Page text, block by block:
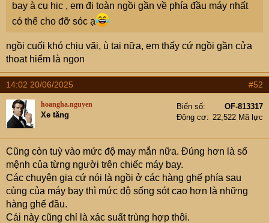
bay à cụ hic , em đi toàn ngồi gần về phía đầu máy nhất
có thể cho đỡ sóc ạ
ngồi cuối khó chịu vãi, ù tai nữa, em thấy cứ ngồi gần cửa
thoat hiểm là ngon
14:02 20/06/2025 #52
hoangha.nguyen
Xe tăng
Biển số
OF-813317
Động cơ
22,522 Mã lực
Cũng còn tuỳ vào mức độ may mắn nữa. Đúng hơn là số
mệnh của từng người trên chiếc máy bay.
Các chuyên gia cứ nói là ngồi ở các hàng ghế phía sau
cùng của máy bay thì mức độ sống sót cao hơn là những
hàng ghế đầu.
Cái này cũng chỉ là xác suất trùng hợp thôi.